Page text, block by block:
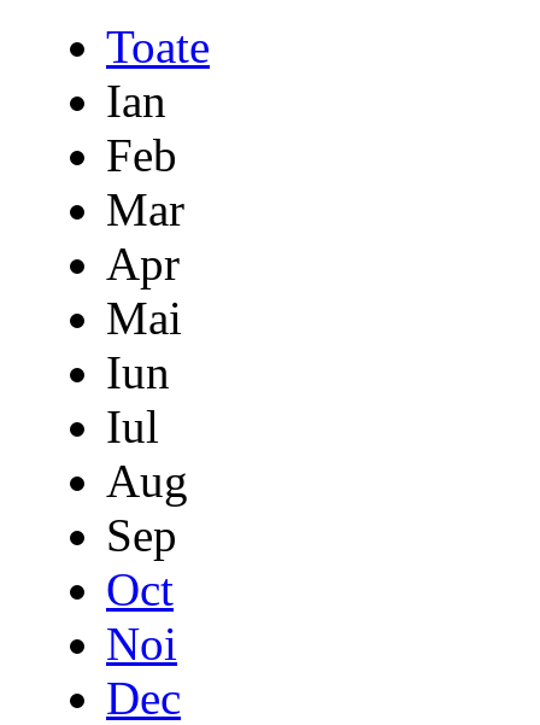
Toate
Ian
Feb
Mar
Apr
Mai
Iun
Iul
Aug
Sep
Oct
Noi
Dec